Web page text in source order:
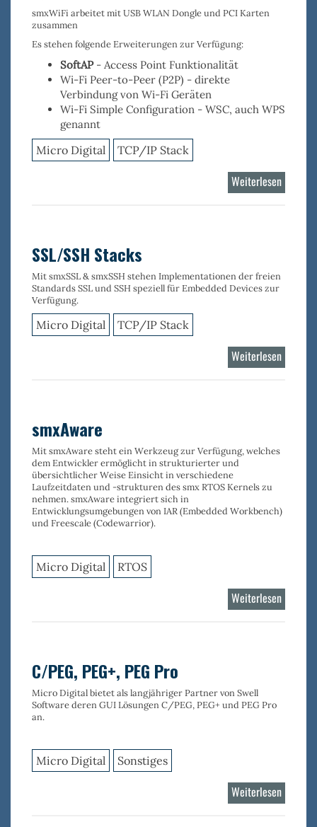
smxWiFi arbeitet mit USB WLAN Dongle und PCI Karten
zusammen
Es stehen folgende Erweiterungen zur Verfügung:
SoftAP- Access Point Funktionalität
Wi-Fi Peer-to-Peer (P2P) - direkte
Verbindung von Wi-Fi Geräten
Wi-Fi Simple Configuration - WSC, auch WPS
genannt
Micro Digital TCP/IP Stack
Weiterlesen
Wi-
SSL/SSH Stacks
Mit smxSSL & smxSSH stehen Implementationen der freien
Standards SSL und SSH speziell für Embedded Devices zur
Verfügung.
Micro Digital TCP/IP Stack
Weiterlesen
SSL/
smxAware
MitsmxAwaresteht ein Werkzeug zur Verfügung, welches
dem Entwickler ermöglicht in strukturierter und
übersichtlicher Weise Einsicht in verschiedene
Laufzeitdaten und -strukturen des smx RTOS Kernelszu
nehmen. smxAware integriert sich in
Entwicklungsumgebungen von IAR (Embedded Workbench)
und Freescale (Codewarrior).
Micro Digital RTOS
Weiterlesen
C/PEG, PEG+, PEG Pro
Micro Digital bietet als langjähriger Partner von Swell
Software deren GUI Lösungen C/PEG, PEG+ und PEG Pro
an.
Micro Digital Sonstiges
Weiterlesen
C/PEG,